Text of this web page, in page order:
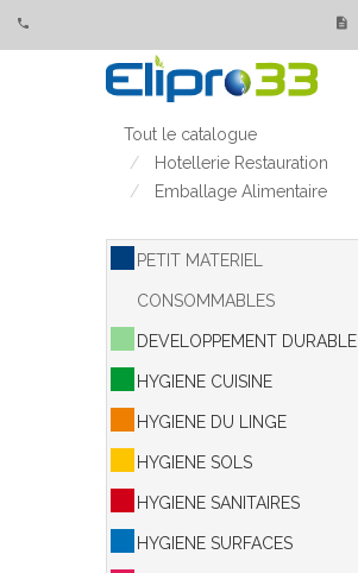
Tout le catalogue
Hotellerie Restauration
Emballage Alimentaire
PETIT MATERIEL
CONSOMMABLES
DEVELOPPEMENT DURABLE
HYGIENE CUISINE
HYGIENE DU LINGE
HYGIENE SOLS
HYGIENE SANITAIRES
HYGIENE SURFACES
Panneau de gestion des cookies